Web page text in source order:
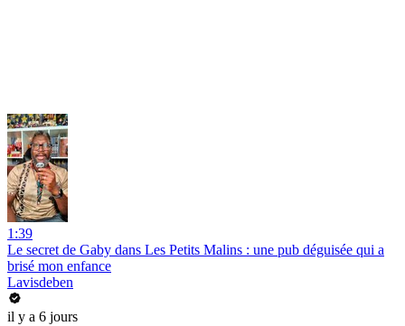
1:39
Le secret de Gaby dans Les Petits Malins : une pub déguisée qui a
brisé mon enfance
Lavisdeben
il y a 6 jours